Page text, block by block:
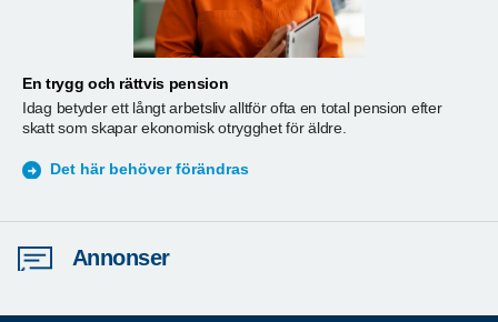
En trygg och rättvis pension
Idag betyder ett långt arbetsliv alltför ofta en total pension efter
skatt som skapar ekonomisk otrygghet för äldre.
Det här behöver förändras
Annonser